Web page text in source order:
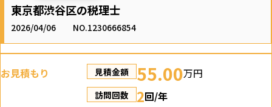
東京都渋谷区の税理士
2026/04/06 NO.1230666854
お見積もり 見積金額 55.00万円
訪問回数 2回/年